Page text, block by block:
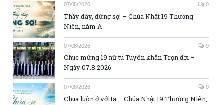
07/08/2026 0
Thầy đây, đừng sợ! – Chúa Nhật 19 Thường
Niên, năm A
07/08/2026 0
Chúc mừng 19 nữ tu Tuyên khấn Trọn đời –
Ngày 07.8.2026
07/08/2026 0
Chúa luôn ở với ta – Chúa Nhật 19 Thường Niên,